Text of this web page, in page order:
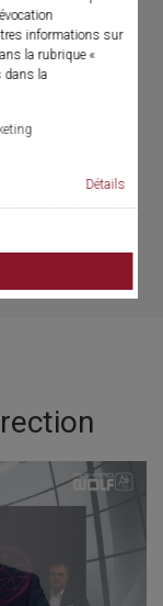
informations sur
la rubrique «
dans la
Détails
nous
Wolf GmbH,
y a eu
adaptés
avec
le passé